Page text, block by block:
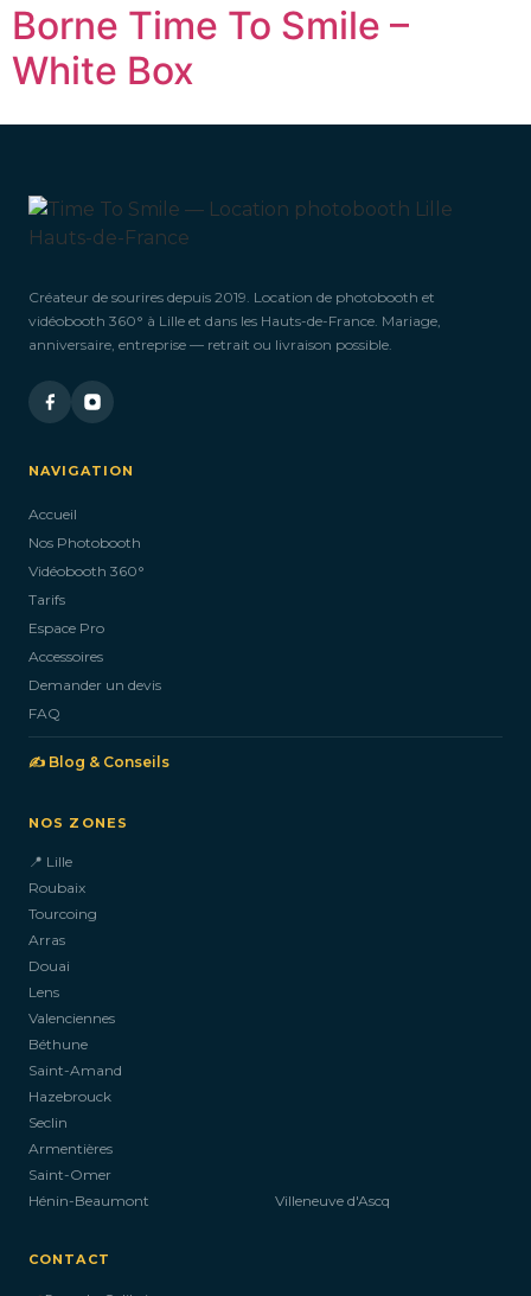
Borne Time To Smile –
White Box
Créateur de sourires depuis 2019. Location de photobooth et
vidéobooth 360° à Lille et dans les Hauts-de-France. Mariage,
anniversaire, entreprise — retrait ou livraison possible.
NAVIGATION
Accueil
Nos Photobooth
Vidéobooth 360°
Tarifs
Espace Pro
Accessoires
Demander un devis
FAQ
✍️ Blog & Conseils
NOS ZONES
📍 Lille
Roubaix
Tourcoing
Arras
Douai
Lens
Valenciennes
Béthune
Saint-Amand
Hazebrouck
Seclin
Armentières
Saint-Omer
Hénin-Beaumont
Villeneuve d'Ascq
CONTACT